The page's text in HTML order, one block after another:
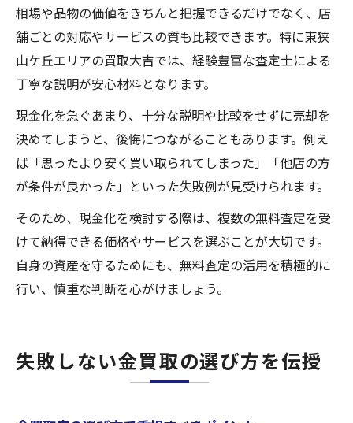
相場や品物の価値をきちんと把握できるだけでなく、店
舗ごとの対応やサービスの質も比較できます。特に東狭
山ケ丘エリアの買取大吉では、経験豊富な査定士による
丁寧な説明が安心材料となります。
現金化を急ぐあまり、十分な説明や比較をせずに売却を
決めてしまうと、後悔につながることもあります。例え
ば「思ったより安く買い取られてしまった」「他店の方
が条件が良かった」といった失敗例が見受けられます。
そのため、現金化を検討する際は、複数の無料査定を受
けて納得できる価格やサービスを選ぶことが大切です。
自身の資産を守るためにも、無料査定の活用を積極的に
行い、慎重な判断を心がけましょう。
失敗しない金買取の選び方を伝授